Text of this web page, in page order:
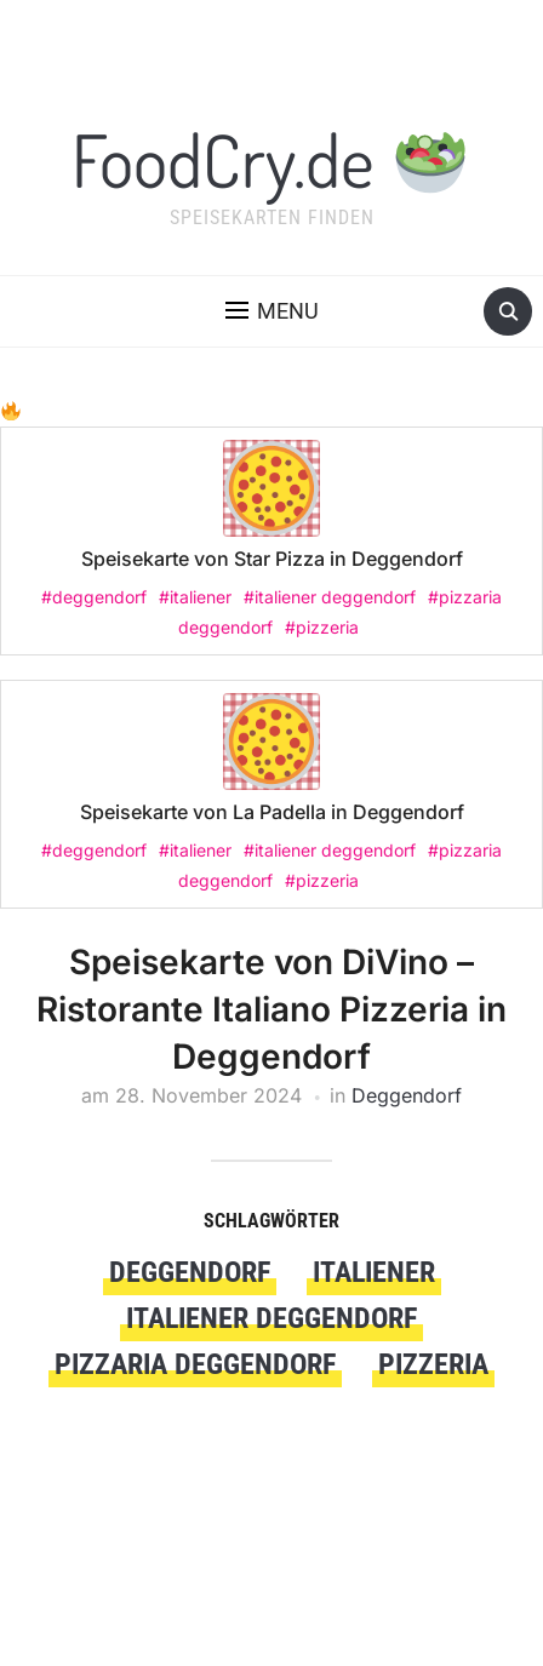
FoodCry.de
SPEISEKARTEN FINDEN
MENU
Speisekarte von Star Pizza in Deggendorf
#deggendorf #italiener #italiener deggendorf #pizzaria
deggendorf #pizzeria
Speisekarte von La Padella in Deggendorf
#deggendorf #italiener #italiener deggendorf #pizzaria
deggendorf #pizzeria
Speisekarte von DiVino –
Ristorante Italiano Pizzeria in
Deggendorf
am 28. November 2024 in Deggendorf
SCHLAGWÖRTER
DEGGENDORF
ITALIENER
ITALIENER DEGGENDORF
PIZZARIA DEGGENDORF
PIZZERIA